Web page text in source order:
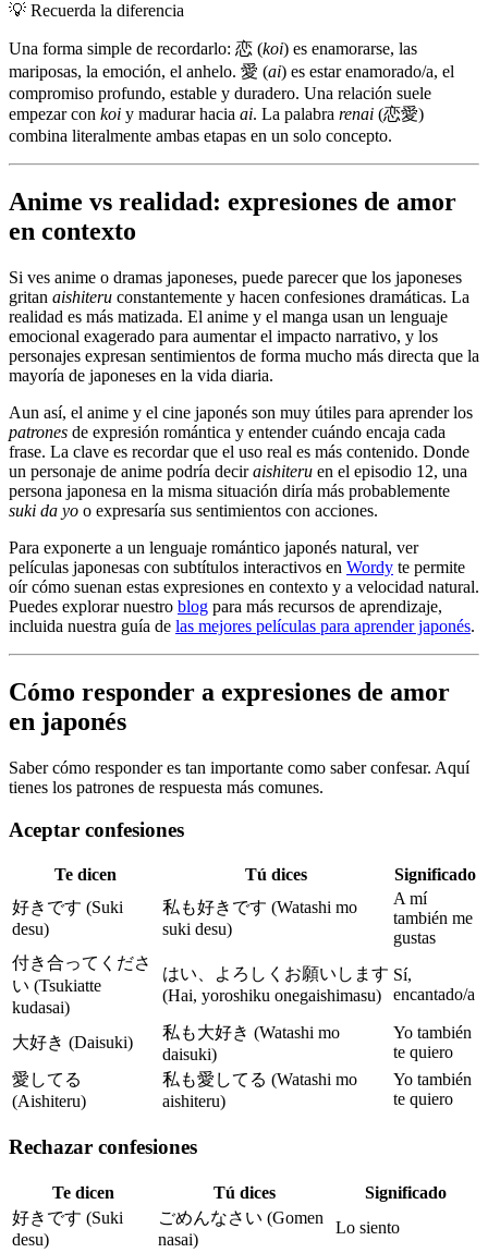
💡 Recuerda la diferencia
Una forma simple de recordarlo: 恋 (koi) es enamorarse, las
mariposas, la emoción, el anhelo. 愛 (ai) es estar enamorado/a, el
compromiso profundo, estable y duradero. Una relación suele
empezar con koi y madurar hacia ai. La palabra renai (恋愛)
combina literalmente ambas etapas en un solo concepto.
Anime vs realidad: expresiones de amor
en contexto
Si ves anime o dramas japoneses, puede parecer que los japoneses
gritan aishiteru constantemente y hacen confesiones dramáticas. La
realidad es más matizada. El anime y el manga usan un lenguaje
emocional exagerado para aumentar el impacto narrativo, y los
personajes expresan sentimientos de forma mucho más directa que la
mayoría de japoneses en la vida diaria.
Aun así, el anime y el cine japonés son muy útiles para aprender los
patrones de expresión romántica y entender cuándo encaja cada
frase. La clave es recordar que el uso real es más contenido. Donde
un personaje de anime podría deciraishiteru en el episodio 12, una
persona japonesa en la misma situación diría más probablemente
suki da yo o expresaría sus sentimientos con acciones.
Para exponerte a un lenguaje romántico japonés natural, ver
películas japonesas con subtítulos interactivos en Wordy te permite
oír cómo suenan estas expresiones en contexto y a velocidad natural.
Puedes explorar nuestro blog para más recursos de aprendizaje,
incluida nuestra guía de las mejores películas para aprender japonés.
Cómo responder a expresiones de amor
en japonés
Saber cómo responder es tan importante como saber confesar. Aquí
tienes los patrones de respuesta más comunes.
Aceptar confesiones
Te dicen Tú dices
Significado
好きです (Suki
desu)
私も好きです (Watashi mo
suki desu)
A mí
también me
gustas
付き合ってくださ
い (Tsukiatte
kudasai)
はい、よろしくお願いします
(Hai, yoroshiku onegaishimasu)
Sí,
encantado/a
大好き (Daisuki)
私も大好き (Watashi mo
daisuki)
Yo también
te quiero
愛してる
(Aishiteru)
私も愛してる (Watashi mo
aishiteru)
Yo también
te quiero
Rechazar confesiones
Te dicen Tú dices
Significado
好きです (Suki
desu)
ごめんなさい (Gomen
nasai)
Lo siento